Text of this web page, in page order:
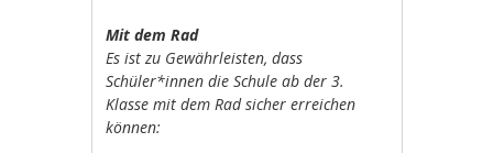
Mit dem Rad
Es ist zu Gewährleisten, dass
Schüler*innen die Schule ab der 3.
Klasse mit dem Rad sicher erreichen
können: